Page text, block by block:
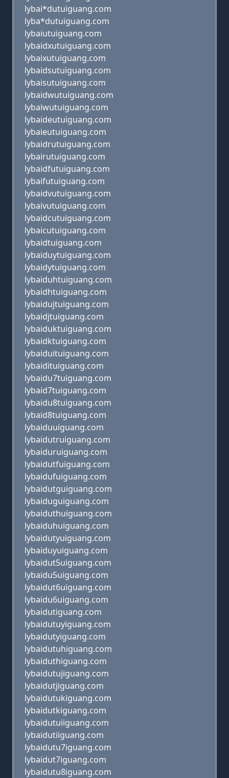
lybai*dutuiguang.com
lyba*dutuiguang.com
lybaiutuiguang.com
lybaidxutuiguang.com
lybaixutuiguang.com
lybaidsutuiguang.com
lybaisutuiguang.com
lybaidwutuiguang.com
lybaiwutuiguang.com
lybaideutuiguang.com
lybaieutuiguang.com
lybaidrutuiguang.com
lybairutuiguang.com
lybaidfutuiguang.com
lybaifutuiguang.com
lybaidvutuiguang.com
lybaivutuiguang.com
lybaidcutuiguang.com
lybaicutuiguang.com
lybaidtuiguang.com
lybaiduytuiguang.com
lybaidytuiguang.com
lybaiduhtuiguang.com
lybaidhtuiguang.com
lybaidujtuiguang.com
lybaidjtuiguang.com
lybaiduktuiguang.com
lybaidktuiguang.com
lybaiduituiguang.com
lybaidituiguang.com
lybaidu7tuiguang.com
lybaid7tuiguang.com
lybaidu8tuiguang.com
lybaid8tuiguang.com
lybaiduuiguang.com
lybaidutruiguang.com
lybaiduruiguang.com
lybaidutfuiguang.com
lybaidufuiguang.com
lybaidutguiguang.com
lybaiduguiguang.com
lybaiduthuiguang.com
lybaiduhuiguang.com
lybaidutyuiguang.com
lybaiduyuiguang.com
lybaidut5uiguang.com
lybaidu5uiguang.com
lybaidut6uiguang.com
lybaidu6uiguang.com
lybaidutiguang.com
lybaidutuyiguang.com
lybaidutyiguang.com
lybaidutuhiguang.com
lybaiduthiguang.com
lybaidutujiguang.com
lybaidutjiguang.com
lybaidutukiguang.com
lybaidutkiguang.com
lybaidutuiiguang.com
lybaidutiiguang.com
lybaidutu7iguang.com
lybaidut7iguang.com
lybaidutu8iguang.com